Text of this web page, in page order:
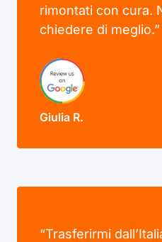
rimontati con cura.
chiedere di meglio.”
Giulia R.
“Trasferirmi